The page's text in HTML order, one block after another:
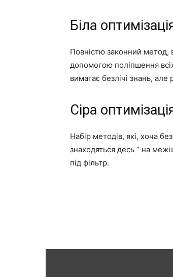
Біла
Повністю законний метод,
допомогою поліпшення
вимагає безлічі знань, але
Сіра
Набір методів, які, хоча
знаходяться десь ” на
під фільтр.